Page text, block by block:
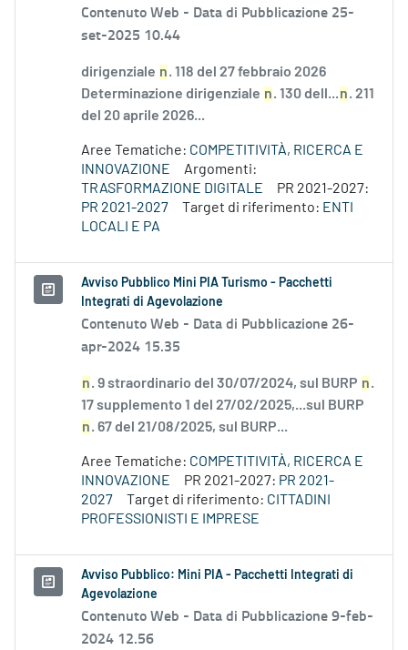
Contenuto Web - Data di Pubblicazione 25-
set-2025 10.44
dirigenziale n. 118 del 27 febbraio 2026
Determinazione dirigenziale n. 130 dell...n. 211
del 20 aprile 2026...
Aree Tematiche: COMPETITIVITÀ, RICERCA E
INNOVAZIONE
Argomenti:
TRASFORMAZIONE DIGITALE
PR 2021-2027:
PR 2021-2027
Target di riferimento: ENTI
LOCALI E PA
Avviso Pubblico Mini PIA Turismo - Pacchetti
Integrati di Agevolazione
Contenuto Web - Data di Pubblicazione 26-
apr-2024 15.35
n. 9 straordinario del 30/07/2024, sul BURP n.
17 supplemento 1 del 27/02/2025,...sul BURP
n. 67 del 21/08/2025, sul BURP...
Aree Tematiche: COMPETITIVITÀ, RICERCA E
INNOVAZIONE
PR 2021-2027: PR 2021-
2027
Target di riferimento: CITTADINI
PROFESSIONISTI E IMPRESE
Avviso Pubblico: Mini PIA - Pacchetti Integrati di
Agevolazione
Contenuto Web - Data di Pubblicazione 9-feb-
2024 12.56